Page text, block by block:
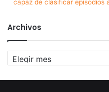
capaz de clasificar episodios
Archivos
Archivos